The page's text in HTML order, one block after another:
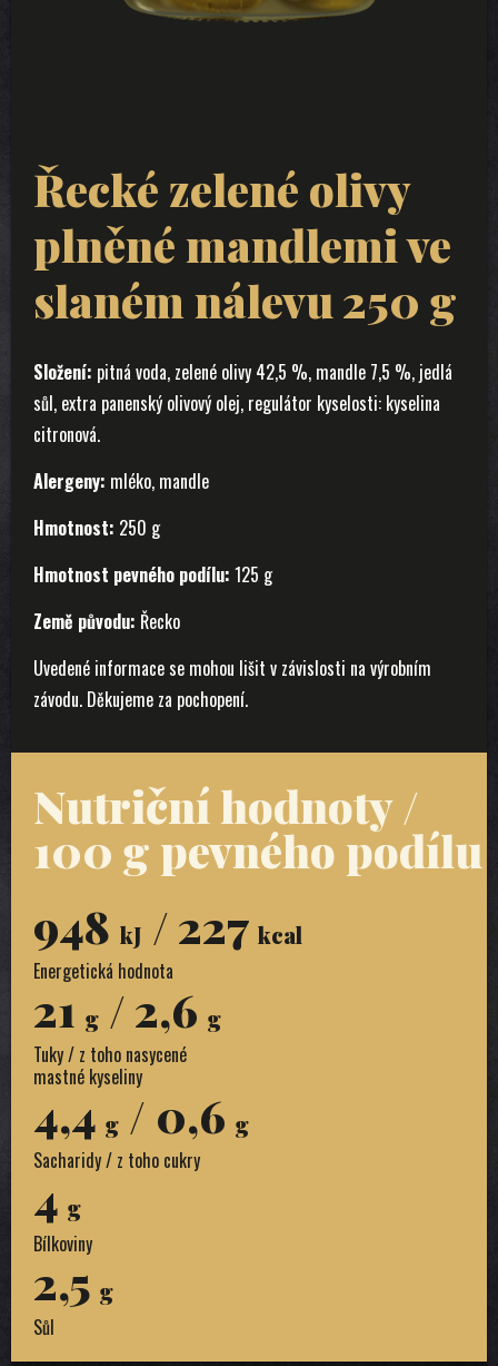
Řecké zelené olivy
plněné mandlemi ve
slaném nálevu 250 g
Složení: pitná voda, zelené olivy 42,5 %, mandle 7,5 %, jedlá
sůl, extra panenský olivový olej, regulátor kyselosti: kyselina
citronová.
Alergeny: mléko, mandle
Hmotnost: 250 g
Hmotnost pevného podílu: 125 g
Země původu: Řecko
Uvedené informace se mohou lišit v závislosti na výrobním
závodu. Děkujeme za pochopení.
Nutriční hodnoty /
100 g pevného podílu
948 kJ / 227 kcal
Energetická hodnota
21 g / 2,6 g
Tuky / z toho nasycené
mastné kyseliny
4,4 g / 0,6 g
Sacharidy / z toho cukry
4 g
Bílkoviny
2,5 g
Sůl